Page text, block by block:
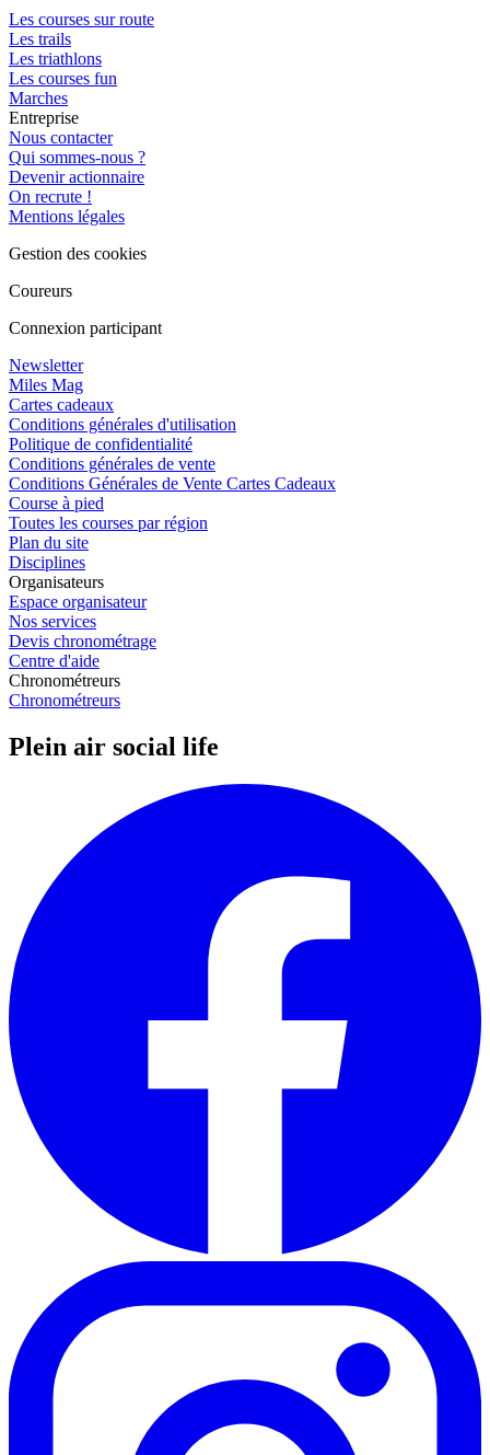
Les courses sur route
Les trails
Les triathlons
Les courses fun
Marches
Entreprise
Nous contacter
Qui sommes-nous ?
Devenir actionnaire
On recrute !
Mentions légales
Gestion des cookies
Coureurs
Connexion participant
Newsletter
Miles Mag
Cartes cadeaux
Conditions générales d'utilisation
Politique de confidentialité
Conditions générales de vente
Conditions Générales de Vente Cartes Cadeaux
Course à pied
Toutes les courses par région
Plan du site
Disciplines
Organisateurs
Espace organisateur
Nos services
Devis chronométrage
Centre d'aide
Chronométreurs
Chronométreurs
Plein air social life